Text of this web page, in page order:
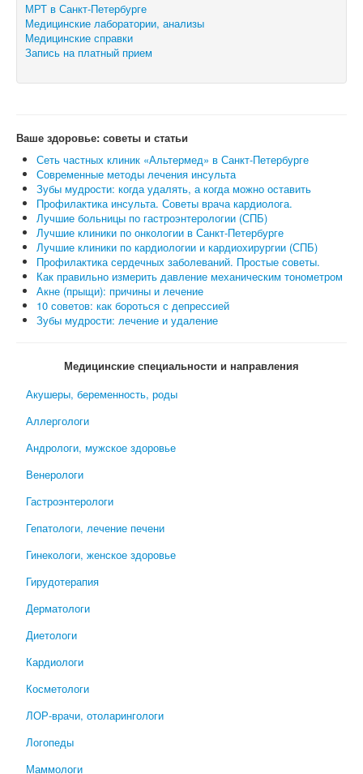
МРТ в Санкт-Петербурге
Медицинские лаборатории, анализы
Медицинские справки
Запись на платный прием
Ваше здоровье: советы и статьи
Сеть частных клиник «Альтермед» в Санкт-Петербурге
Современные методы лечения инсульта
Зубы мудрости: когда удалять, а когда можно оставить
Профилактика инсульта. Советы врача кардиолога.
Лучшие больницы по гастроэнтерологии (СПБ)
Лучшие клиники по онкологии в Санкт-Петербурге
Лучшие клиники по кардиологии и кардиохирургии (СПБ)
Профилактика сердечных заболеваний. Простые советы.
Как правильно измерить давление механическим тонометром
Акне (прыщи): причины и лечение
10 советов: как бороться с депрессией
Зубы мудрости: лечение и удаление
Медицинские специальности и направления
Акушеры, беременность, роды
Аллергологи
Андрологи, мужское здоровье
Венерологи
Гастроэнтерологи
Гепатологи, лечение печени
Гинекологи, женское здоровье
Гирудотерапия
Дерматологи
Диетологи
Кардиологи
Косметологи
ЛОР-врачи, отоларингологи
Логопеды
Маммологи